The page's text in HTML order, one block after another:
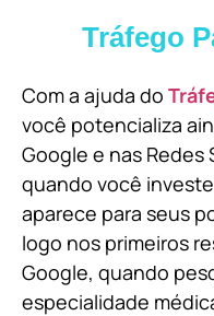
Tráfego
Com a ajuda do
você potencializa
Google e nas Redes
quando você
aparece para seus
logo nos primeiros
Google, quando
especialidade